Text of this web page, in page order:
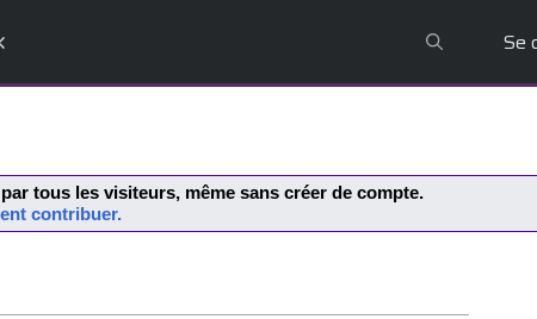
Se
tous les visiteurs, même sans créer de compte.
contribuer.